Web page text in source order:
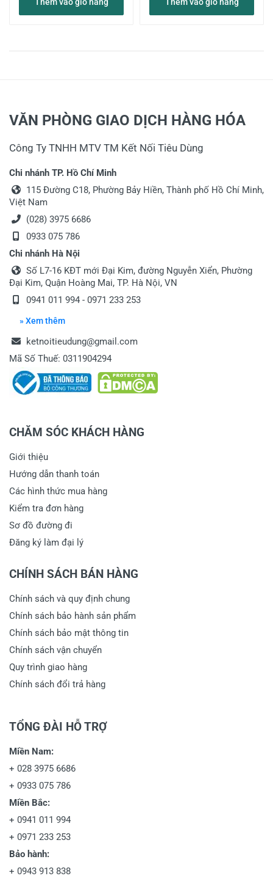
VĂN PHÒNG GIAO DỊCH HÀNG HÓA
Công Ty TNHH MTV TM Kết Nối Tiêu Dùng
Chi nhánh TP. Hồ Chí Minh
115 Đường C18, Phường Bảy Hiền, Thành phố Hồ Chí Minh,
Việt Nam
(028) 3975 6686
0933 075 786
Chi nhánh Hà Nội
Số L7-16 KĐT mới Đại Kim, đường Nguyễn Xiển, Phường
Đại Kim, Quận Hoàng Mai, TP. Hà Nội, VN
0941 011 994 - 0971 233 253
» Xem thêm
ketnoitieudung@gmail.com
Mã Số Thuế: 0311904294
CHĂM SÓC KHÁCH HÀNG
Giới thiệu
Hướng dẫn thanh toán
Các hình thức mua hàng
Kiểm tra đơn hàng
Sơ đồ đường đi
Đăng ký làm đại lý
CHÍNH SÁCH BÁN HÀNG
Chính sách và quy định chung
Chính sách bảo hành sản phẩm
Chính sách bảo mật thông tin
Chính sách vận chuyển
Quy trình giao hàng
Chính sách đổi trả hàng
TỔNG ĐÀI HỖ TRỢ
Miền Nam:
+ 028 3975 6686
+ 0933 075 786
Miền Bắc:
+ 0941 011 994
+ 0971 233 253
Bảo hành:
+ 0943 913 838